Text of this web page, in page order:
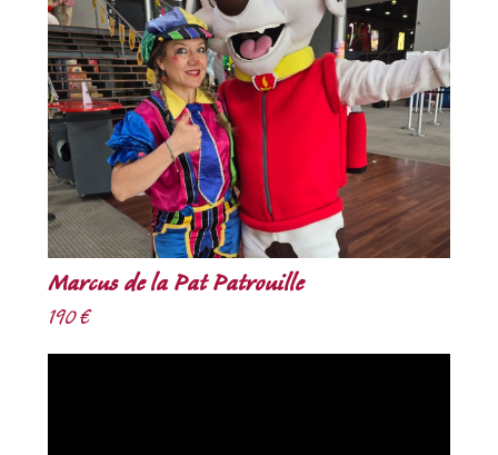
Marcus de la Pat Patrouille
190 €